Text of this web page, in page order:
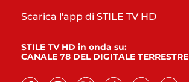
Scarica l'app di STILE TV HD
STILE TV HD in onda su:
CANALE 78 DEL DIGITALE TERRESTRE